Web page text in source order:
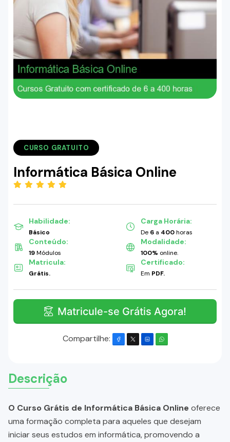
CURSO GRATUITO
Informática Básica Online
Habilidade:
Básico
Carga Horária:
De 6 a 400horas
Conteúdo:
19Módulos
Modalidade:
100% online.
Matricula:
Grátis.
Certificado:
Em PDF.
Matricule-se Grátis Agora!
Compartilhe:
Descrição
O Curso Grátis de Informática Básica Online oferece
uma formação completa para aqueles que desejam
iniciar seus estudos em informática, promovendo a